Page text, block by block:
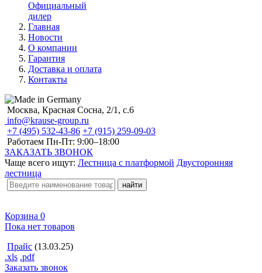
Официальный
дилер
Главная
Новости
О компании
Гарантия
Доставка и оплата
Контакты
Москва, Красная Сосна, 2/1, с.6
info@krause-group.ru
+7 (495) 532-43-86 +7 (915) 259-09-03
Работаем Пн-Пт: 9:00–18:00
ЗАКАЗАТЬ ЗВОНОК
Чаще всего ищут: Лестница с платформой Двусторонняя
лестница
Корзина 0
Пока нет товаров
Прайс (13.03.25)
.xls .pdf
Заказать звонок